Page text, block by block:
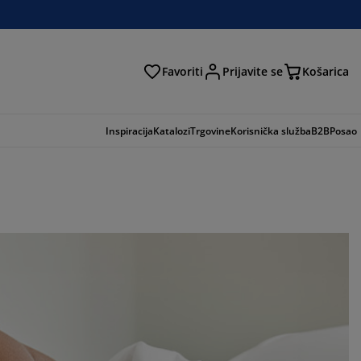
Favoriti Prijavite se Košarica
InspiracijaKataloziTrgovineKorisnička službaB2BPosao